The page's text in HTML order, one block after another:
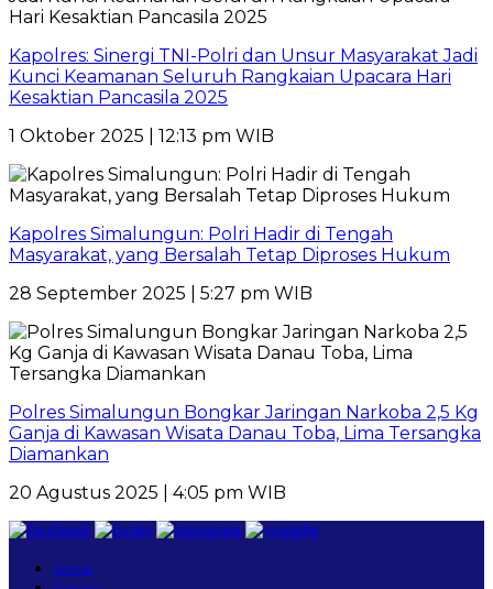
Kapolres: Sinergi TNI-Polri dan Unsur Masyarakat Jadi
Kunci Keamanan Seluruh Rangkaian Upacara Hari
Kesaktian Pancasila 2025
1 Oktober 2025 | 12:13 pm WIB
Kapolres Simalungun: Polri Hadir di Tengah
Masyarakat, yang Bersalah Tetap Diproses Hukum
28 September 2025 | 5:27 pm WIB
Polres Simalungun Bongkar Jaringan Narkoba 2,5 Kg
Ganja di Kawasan Wisata Danau Toba, Lima Tersangka
Diamankan
20 Agustus 2025 | 4:05 pm WIB
Home